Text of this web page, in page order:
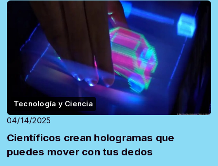
Tecnología y Ciencia
04/14/2025
Científicos crean hologramas que
puedes mover con tus dedos